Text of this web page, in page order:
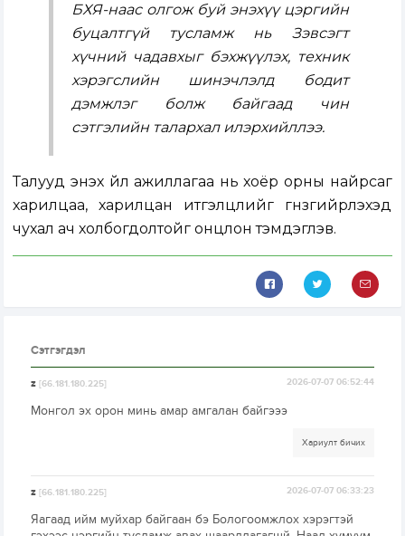
БХЯ-наас олгож буй энэхүү цэргийн
буцалтгүй тусламж нь Зэвсэгт
хүчний чадавхыг бэхжүүлэх, техник
хэрэгслийн шинэчлэлд бодит
дэмжлэг болж байгаад чин
сэтгэлийн талархал илэрхийллээ.
Талууд энэхүү үйл ажиллагаа нь хоёр орны найрсаг
харилцаа, харилцан итгэлцлийг гүнзгийрүүлэхэд
чухал ач холбогдолтойг онцлон тэмдэглэв.
Сэтгэгдэл
z[66.181.180.225] 2026-07-07 06:52:44
Монгол эх орон минь амар амгалан байгэээ
Хариулт бичих
z[66.181.180.225] 2026-07-07 06:33:23
Яагаад ийм муйхар байгаан бэ Бологоомжлох хэрэгтэй